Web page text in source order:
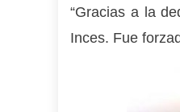
“Gracias a la
Inces. Fue